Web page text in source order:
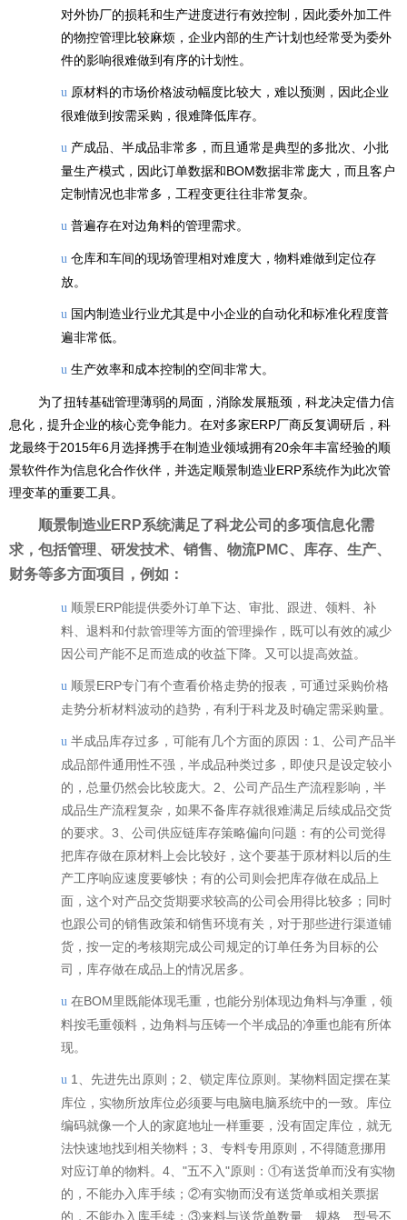
对外协厂的损耗和生产进度进行有效控制，因此委外加工件
的物控管理比较麻烦，企业内部的生产计划也经常受为委外
件的影响很难做到有序的计划性。
u 原材料的市场价格波动幅度比较大，难以预测，因此企业
很难做到按需采购，很难降低库存。
u 产成品、半成品非常多，而且通常是典型的多批次、小批
量生产模式，因此订单数据和BOM数据非常庞大，而且客户
定制情况也非常多，工程变更往往非常复杂。
u 普遍存在对边角料的管理需求。
u 仓库和车间的现场管理相对难度大，物料难做到定位存
放。
u 国内制造业行业尤其是中小企业的自动化和标准化程度普
遍非常低。
u 生产效率和成本控制的空间非常大。
为了扭转基础管理薄弱的局面，消除发展瓶颈，科龙决定借力信
息化，提升企业的核心竞争能力。在对多家ERP厂商反复调研后，科
龙最终于2015年6月选择携手在制造业领域拥有20余年丰富经验的顺
景软件作为信息化合作伙伴，并选定顺景制造业ERP系统作为此次管
理变革的重要工具。
顺景制造业ERP系统满足了科龙公司的多项信息化需
求，包括管理、研发技术、销售、物流PMC、库存、生产、
财务等多方面项目，例如：
u 顺景ERP能提供委外订单下达、审批、跟进、领料、补
料、退料和付款管理等方面的管理操作，既可以有效的减少
因公司产能不足而造成的收益下降。又可以提高效益。
u 顺景ERP专门有个查看价格走势的报表，可通过采购价格
走势分析材料波动的趋势，有利于科龙及时确定需采购量。
u 半成品库存过多，可能有几个方面的原因：1、公司产品半
成品部件通用性不强，半成品种类过多，即使只是设定较小
的 ，总量仍然会比较庞大。2、公司产品生产流程影响，半
成品生产流程复杂，如果不备库存就很难满足后续成品交货
的要求。3、公司供应链库存策略偏向问题：有的公司觉得
把库存做在原材料上会比较好，这个要基于原材料以后的生
产工序响应速度要够快；有的公司则会把库存做在成品上
面，这个对产品交货期要求较高的公司会用得比较多；同时
也跟公司的销售政策和销售环境有关，对于那些进行渠道铺
货，按一定的考核期完成公司规定的订单任务为目标的公
司，库存做在成品上的情况居多。
u 在BOM里既能体现毛重，也能分别体现边角料与净重，领
料按毛重领料，边角料与压铸一个半成品的净重也能有所体
现。
u 1、先进先出原则；2、锁定库位原则。某物料固定摆在某
库位，实物所放库位必须要与电脑电脑系统中的一致。库位
编码就像一个人的家庭地址一样重要，没有固定库位，就无
法快速地找到相关物料；3、专料专用原则，不得随意挪用
对应订单的物料。4、"五不入"原则：①有送货单而没有实物
的，不能办入库手续；②有实物而没有送货单或相关票据
的，不能办入库手续；③来料与送货单数量、规格、型号不